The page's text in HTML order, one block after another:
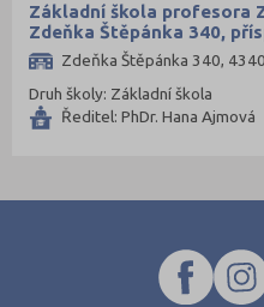
Základní škola profesora
Zdeňka Štěpánka 340,
Zdeňka Štěpánka 340,
Druh školy: Základní škola
Ředitel: PhDr. Hana Ajmová